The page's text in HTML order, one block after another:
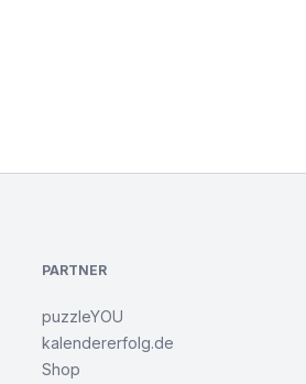
PARTNER
puzzleYOU
kalendererfolg.de
Shop